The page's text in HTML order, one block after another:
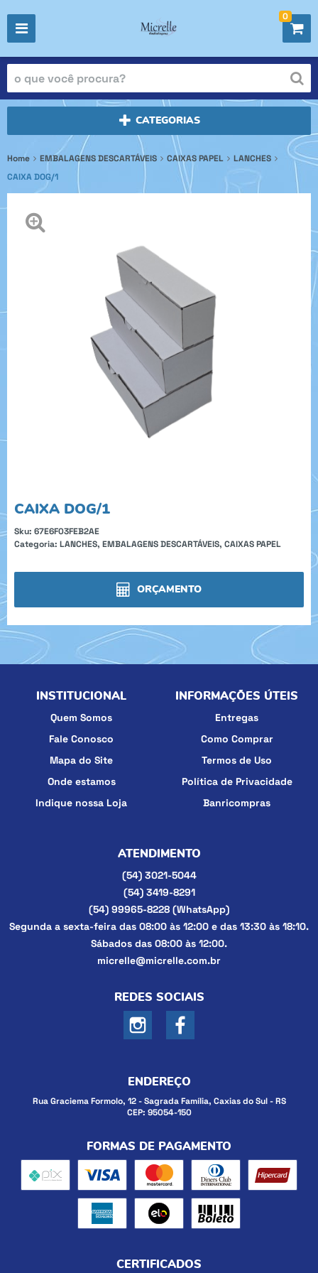
0
CATEGORIAS
Home EMBALAGENS DESCARTÁVEIS CAIXAS PAPEL
LANCHES
CAIXA DOG/1
CAIXA DOG/1
Sku: 67E6F03FEB2AE
Categoria: LANCHES, EMBALAGENS DESCARTÁVEIS, CAIXAS PAPEL
ORÇAMENTO
INSTITUCIONAL
Quem Somos
Fale Conosco
Mapa do Site
Onde estamos
Indique nossa Loja
INFORMAÇÕES ÚTEIS
Entregas
Como Comprar
Termos de Uso
Política de Privacidade
Banricompras
ATENDIMENTO
(54)3021-5044
(54)3419-8291
(54) 99965-8228 (WhatsApp)
Segunda a sexta-feira das 08:00 às 12:00 e das 13:30 às 18:10.
Sábados das 08:00 às 12:00.
micrelle@micrelle.com.br
REDES SOCIAIS
ENDEREÇO
Rua Graciema Formolo, 12-Sagrada Família, Caxias do Sul-RS
CEP: 95054-150
FORMAS DE PAGAMENTO
CERTIFICADOS